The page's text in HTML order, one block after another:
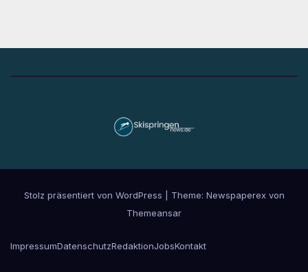
Stolz präsentiert von WordPress
Theme: Newspaperex von
Themeansar
ImpressumDatenschutzRedaktionJobsKontakt